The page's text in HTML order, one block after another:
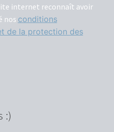
internet reconnaît avoir
nos conditions
de la protection des
:)